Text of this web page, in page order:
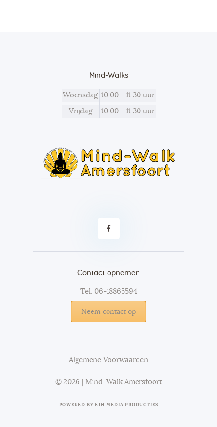
Mind-Walks
Woensdag 10.00 - 11.30 uur
Vrijdag 10:00 - 11:30 uur
Contact opnemen
Tel: 06-18865594
Neem contact op
Algemene Voorwaarden
© 2026 | Mind-Walk Amersfoort
POWERED BY EJH MEDIA PRODUCTIES